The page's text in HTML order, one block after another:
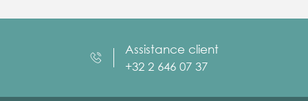
Assistance client
+32 2 646 07 37